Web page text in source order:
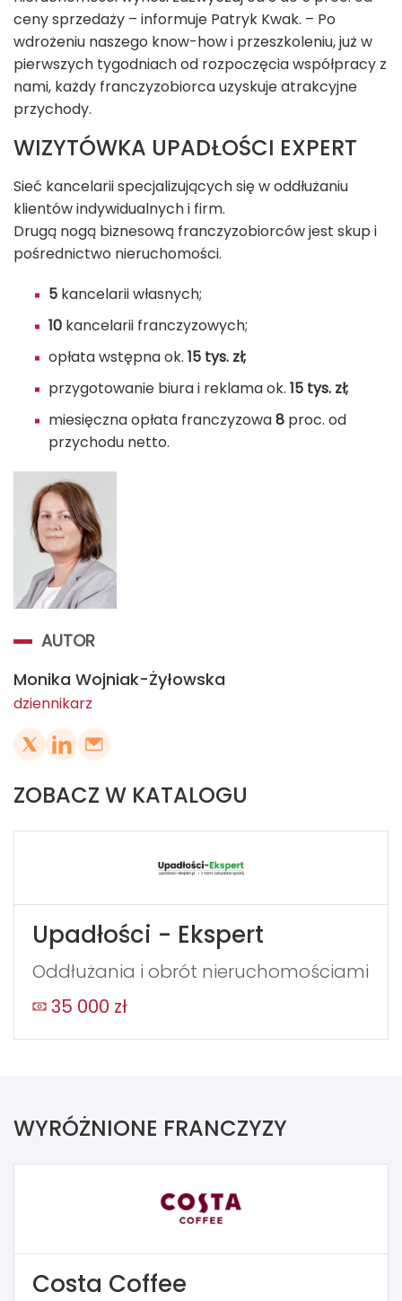
ceny sprzedaży – informuje Patryk Kwak. – Po
wdrożeniu naszego know-how i przeszkoleniu, już w
pierwszych tygodniach od rozpoczęcia współpracy z
nami, każdy franczyzobiorca uzyskuje atrakcyjne
przychody.
WIZYTÓWKA UPADŁOŚCI EXPERT
Sieć kancelarii specjalizujących się w oddłużaniu
klientów indywidualnych i firm.
Drugą nogą biznesową franczyzobiorców jest skup i
pośrednictwo nieruchomości.
5 kancelarii własnych;
10 kancelarii franczyzowych;
opłata wstępna ok. 15 tys. zł;
przygotowanie biura i reklama ok. 15 tys. zł;
miesięczna opłata franczyzowa8 proc. od
przychodu netto.
AUTOR
Monika Wojniak-Żyłowska
dziennikarz
ZOBACZ W KATALOGU
Upadłości - Ekspert
Oddłużania i obrót nieruchomościami
35 000 zł
WYRÓŻNIONE FRANCZYZY
Costa Coffee